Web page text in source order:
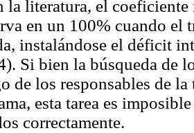
la literatura, el
en un 100% cuando el
instalándose el déficit
Si bien la búsqueda de
de los responsables de
esta tarea es
correctamente.